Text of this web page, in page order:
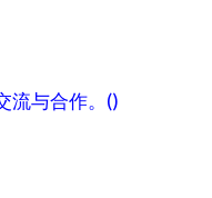
流与合作。()